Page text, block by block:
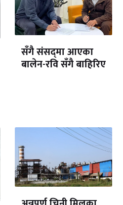
सँगै संसद्‌मा आएका
बालेन-रवि सँगै बाहिरिए